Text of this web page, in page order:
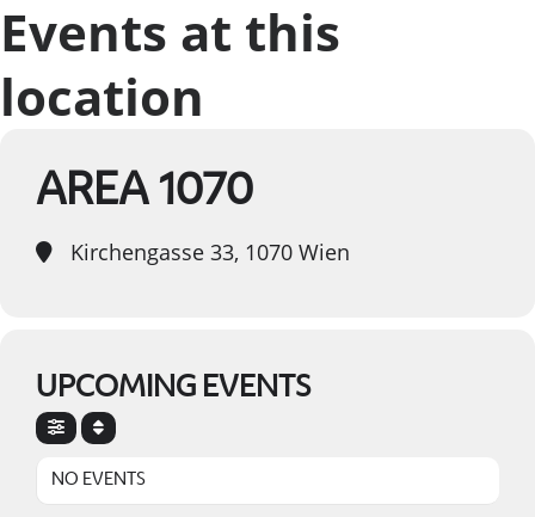
Events at this
location
AREA 1070
Kirchengasse 33, 1070 Wien
UPCOMING EVENTS
NO EVENTS